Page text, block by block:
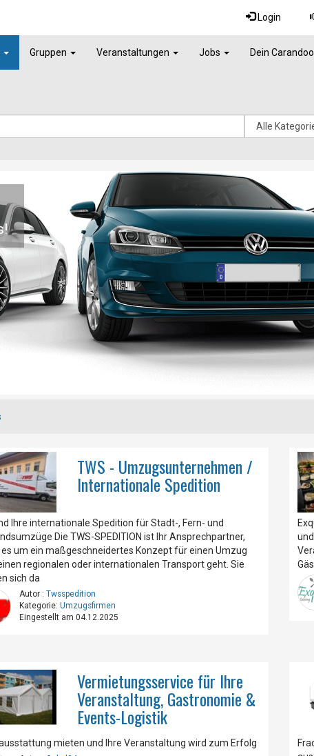
Login
Gruppen Veranstaltungen Jobs Dein Carandoo
TWS - Umzugsunternehmen /
Internationale Spedition
Ihre internationale Spedition für Stadt-, Fern- und
Die TWS-SPEDITION ist Ihr Ansprechpartner,
um ein maßgeschneidertes Konzept für einen Umzug
regionalen oder internationalen Transport geht. Sie
sich da
Autor :Twsspedition
Kategorie:Umzugsfirmen
Eingestellt am 04.12.2025
Vermietungsservice für Ihre
Veranstaltung, Gastronomie &
Events-Logistik
mieten und Ihre Veranstaltung wird zum Erfolg